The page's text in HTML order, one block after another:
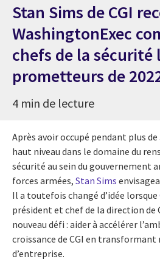
Stan Sims de CGI
WashingtonExec
chefs de la sécurité
prometteurs de
4 min de lecture
Après avoir occupé pendant plus de
haut niveau dans le domaine du
sécurité au sein du gouvernement
forces armées, Stan Sims
Il a toutefois changé d’idée lorsque
président et chef de la direction de
nouveau défi : aider à accélérer
croissance de CGI en
d’entreprise.